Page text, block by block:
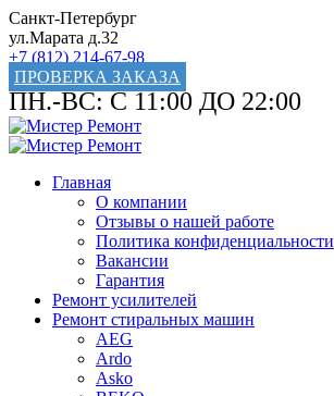
Санкт-Петербург
ул.Марата д.32
+7 (812) 214-67-98
ПРОВЕРКА ЗАКАЗА
ПН.-ВС: С 11:00 ДО 22:00
Главная
О компании
Отзывы о нашей работе
Политика конфиденциальности
Вакансии
Гарантия
Ремонт усилителей
Ремонт стиральных машин
AEG
Ardo
Asko